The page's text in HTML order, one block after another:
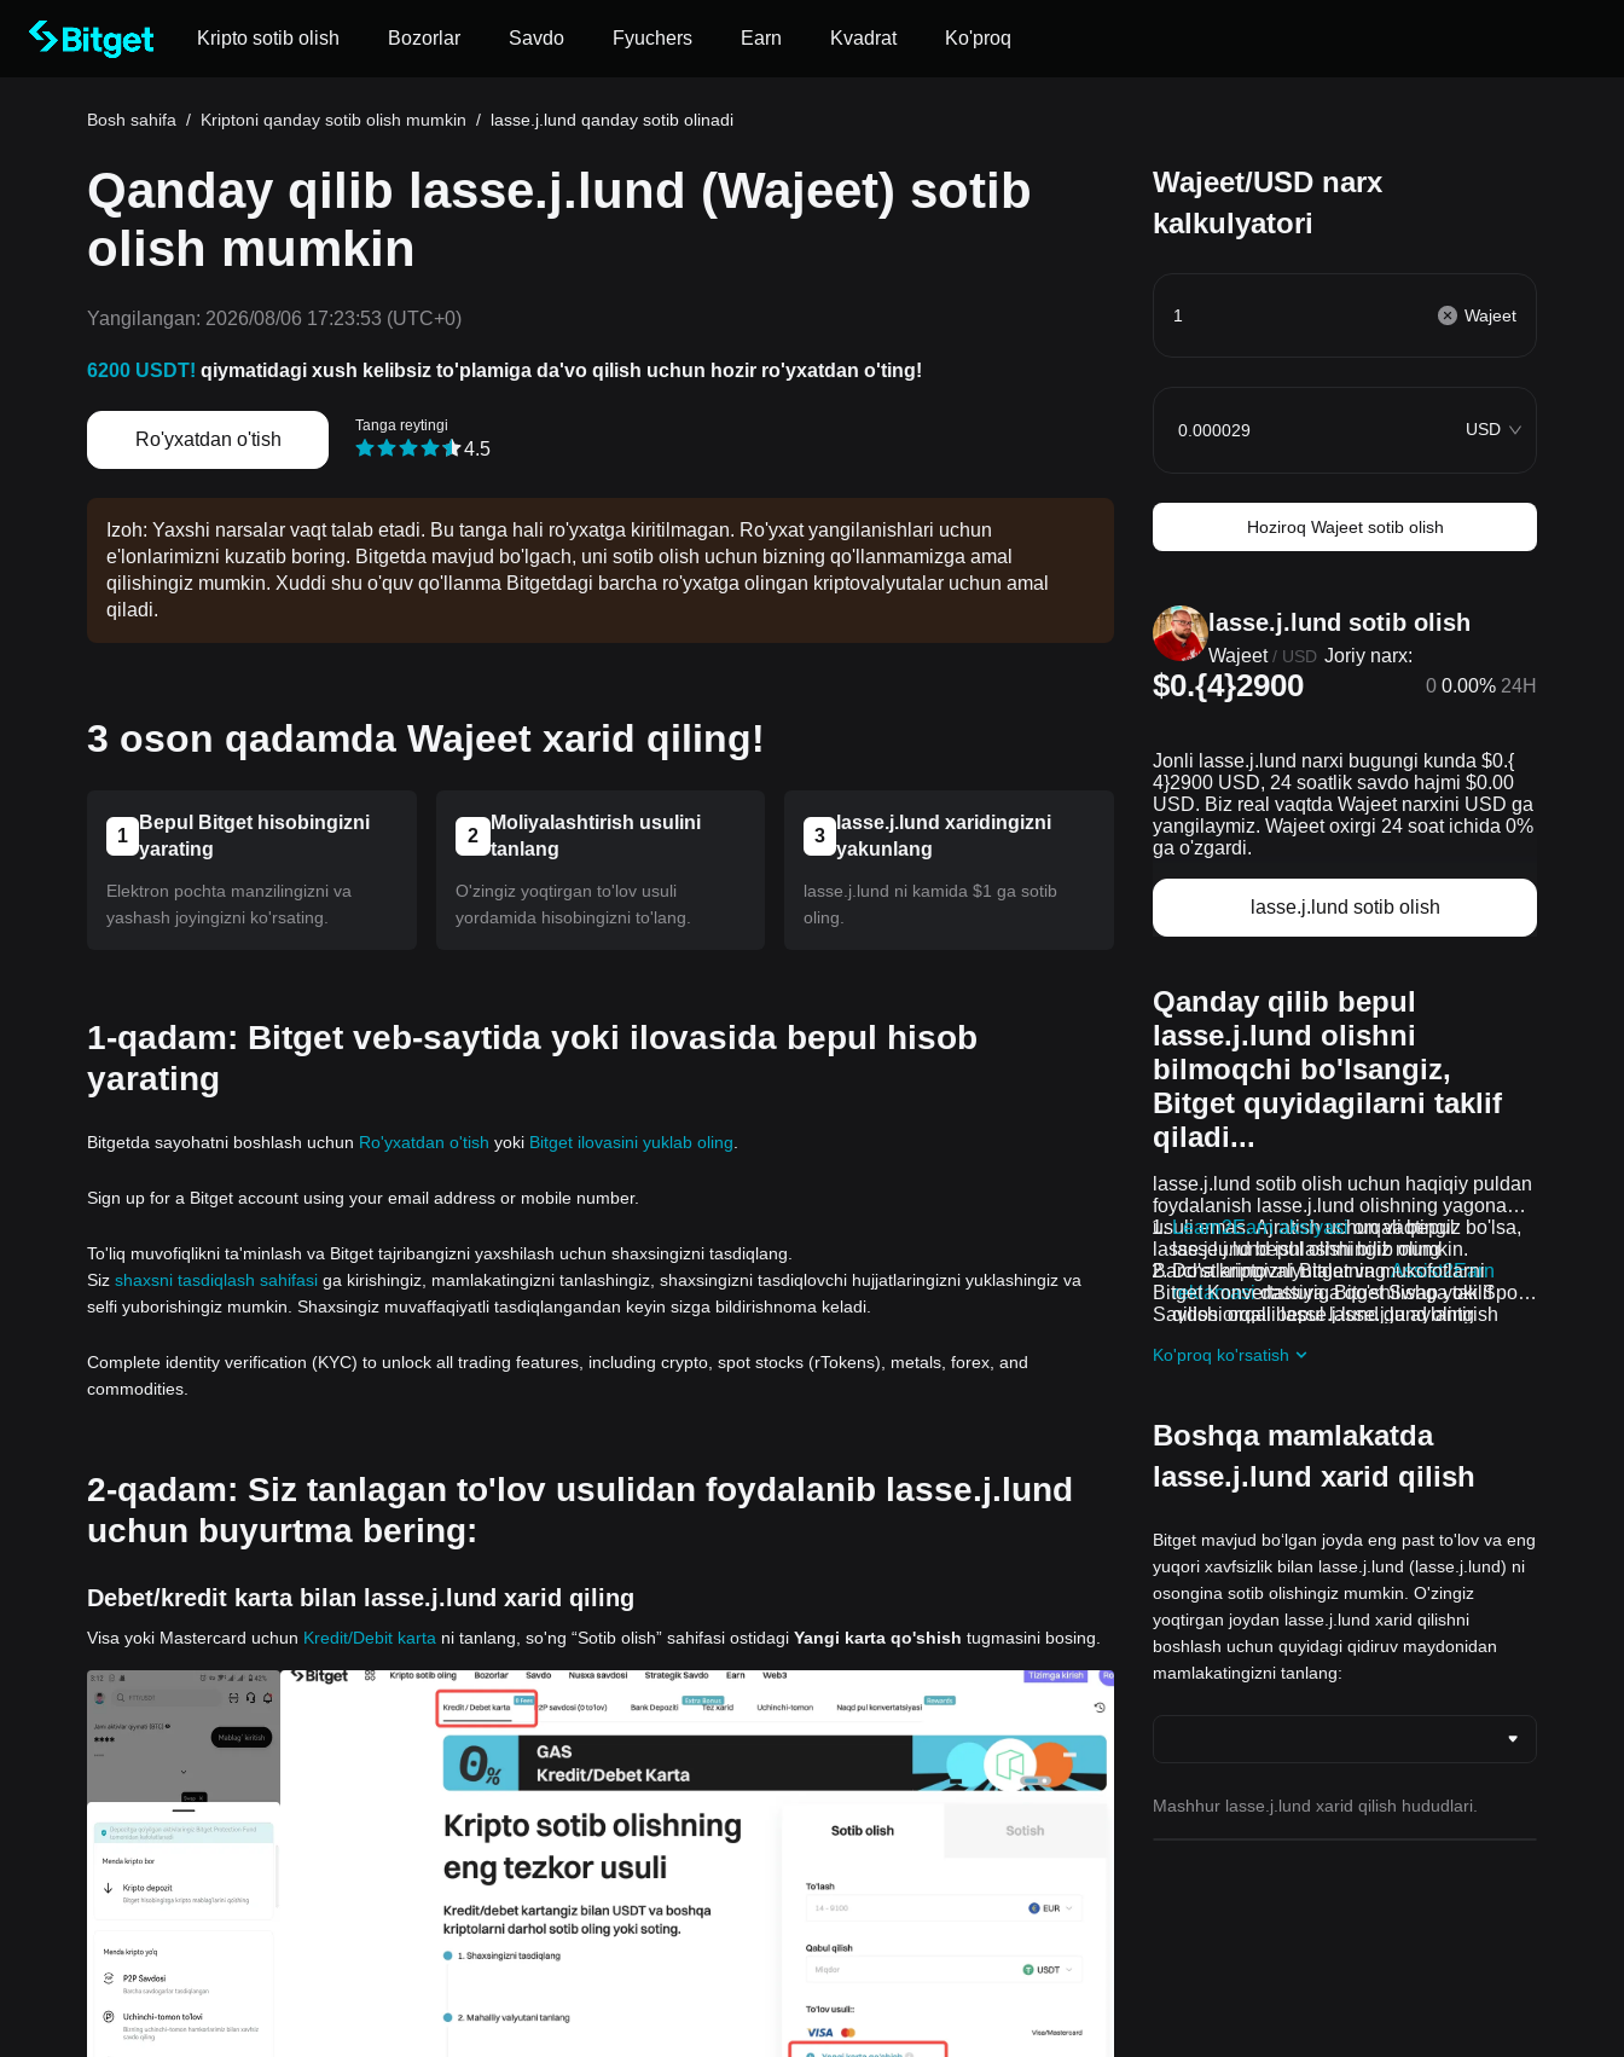
Kripto sotib olish Bozorlar Savdo Fyuchers Earn Kvadrat Ko'proq
Bosh sahifa / Kriptoni qanday sotib olish mumkin / lasse.j.lund qanday sotib olinadi
Qanday qilib lasse.j.lund (Wajeet) sotib
olish mumkin
Yangilangan: 2026/08/06 17:23:53 (UTC+0)
6200 USDT! qiymatidagi xush kelibsiz to'plamiga da'vo qilish uchun hozir ro'yxatdan o'ting!
Ro'yxatdan o'tish
Tanga reytingi
4.5
Izoh: Yaxshi narsalar vaqt talab etadi. Bu tanga hali ro'yxatga kiritilmagan. Ro'yxat yangilanishlari uchun
e'lonlarimizni kuzatib boring. Bitgetda mavjud bo'lgach, uni sotib olish uchun bizning qo'llanmamizga amal
qilishingiz mumkin. Xuddi shu o'quv qo'llanma Bitgetdagi barcha ro'yxatga olingan kriptovalyutalar uchun amal
qiladi.
3 oson qadamda Wajeet xarid qiling!
1
Bepul Bitget hisobingizni
yarating
Elektron pochta manzilingizni va
yashash joyingizni ko'rsating.
2
Moliyalashtirish usulini
tanlang
O'zingiz yoqtirgan to'lov usuli
yordamida hisobingizni to'lang.
3
lasse.j.lund xaridingizni
yakunlang
lasse.j.lund ni kamida $1 ga sotib
oling.
1-qadam: Bitget veb-saytida yoki ilovasida bepul hisob
yarating
Bitgetda sayohatni boshlash uchun Ro'yxatdan o'tish yoki Bitget ilovasini yuklab oling
Sign up for a Bitget account using your email address or mobile number.
To'liq muvofiqlikni ta'minlash va Bitget tajribangizni yaxshilash uchun shaxsingizni tasdiqlang.
Siz shaxsni tasdiqlash sahifasi ga kirishingiz, mamlakatingizni tanlashingiz, shaxsingizni tasdiqlovchi hujjatlaringizni yuklashingiz va
selfi yuborishingiz mumkin. Shaxsingiz muvaffaqiyatli tasdiqlangandan keyin sizga bildirishnoma keladi.
Complete identity verification (KYC) to unlock all trading features, including crypto, spot stocks (rTokens), metals, forex, and
commodities.
2-qadam: Siz tanlagan to'lov usulidan foydalanib lasse.j.lund
uchun buyurtma bering:
Debet/kredit karta bilan lasse.j.lund xarid qiling
Visa yoki Mastercard uchun Kredit/Debit karta ni tanlang, so'ng “Sotib olish” sahifasi ostidagi Yangi karta qo'shish tugmasini bosing.
Wajeet/USD narx
kalkulyatori
Wajeet
USD
Hoziroq Wajeet sotib olish
lasse.j.lund sotib olish
Wajeet / USD Joriy narx:
$0.{4}2900 0 0.00% 24H
Jonli lasse.j.lund narxi bugungi kunda $0.{​
4}2900 USD, 24 soatlik savdo hajmi $0.00
USD. Biz real vaqtda Wajeet narxini USD ga
yangilaymiz. Wajeet oxirgi 24 soat ichida 0%
ga o'zgardi.
lasse.j.lund sotib olish
Qanday qilib bepul
lasse.j.lund olishni
bilmoqchi bo'lsangiz,
Bitget quyidagilarni taklif
qiladi...
lasse.j.lund sotib olish uchun haqiqiy puldan
foydalanish lasse.j.lund olishning yagona
usuli emas. Ajratish uchun vaqtingiz bo'lsa,
lasse.j.lund bepul olishingiz mumkin.
Learn2Earn aksiyasiorqali bepul
lasse.j.lund ishlashni bilib oling
Do'stlaringizni BitgetningAssist2Earn
reklamasidasturiga qo'shilishga taklif
qilish orqali bepul lasse.j.lund oling
aksiyalariguruhiga qo'shilish orqali
Barcha kriptovalyutalar va mukofotlarni
Bitget Konvertatsiya, Bitget Swap yoki Spot
Savdosi orqali lasse.j.lund ga aylantirish
Ko'proq ko'rsatish
Boshqa mamlakatda
lasse.j.lund xarid qilish
Bitget mavjud boʻlgan joyda eng past to'lov va eng
yuqori xavfsizlik bilan lasse.j.lund (lasse.j.lund) ni
osongina sotib olishingiz mumkin. O'zingiz
yoqtirgan joydan lasse.j.lund xarid qilishni
boshlash uchun quyidagi qidiruv maydonidan
mamlakatingizni tanlang:
Mashhur lasse.j.lund xarid qilish hududlari.